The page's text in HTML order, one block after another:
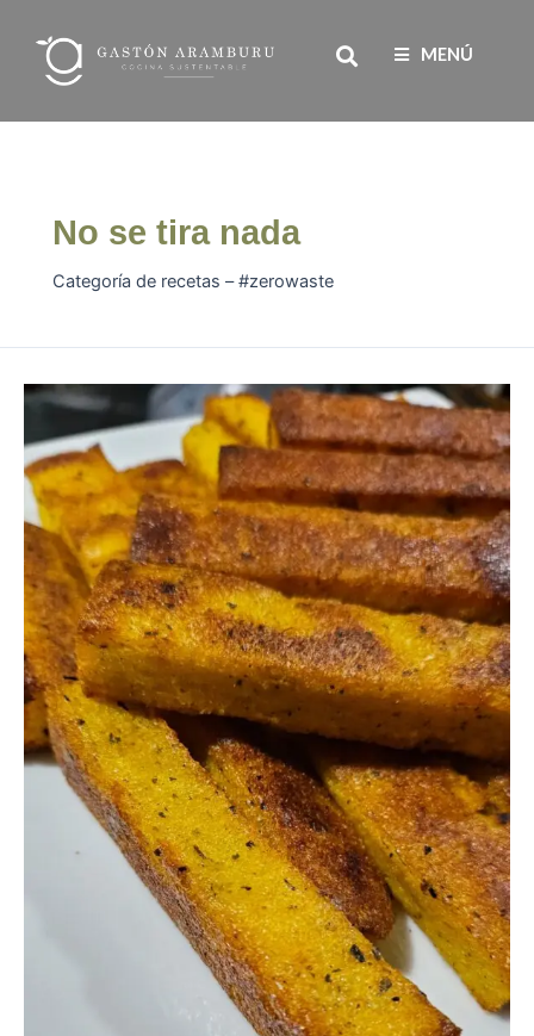
contenido
Search
MENÚ
No se tira nada
Categoría de recetas – #zerowaste
de
entradas